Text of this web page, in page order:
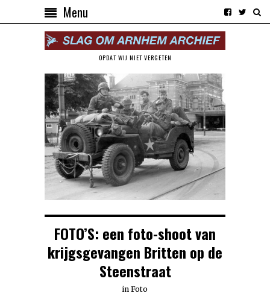
Menu
OPDAT WIJ NIET VERGETEN
FOTO’S: een foto-shoot van
krijgsgevangen Britten op de
Steenstraat
in Foto